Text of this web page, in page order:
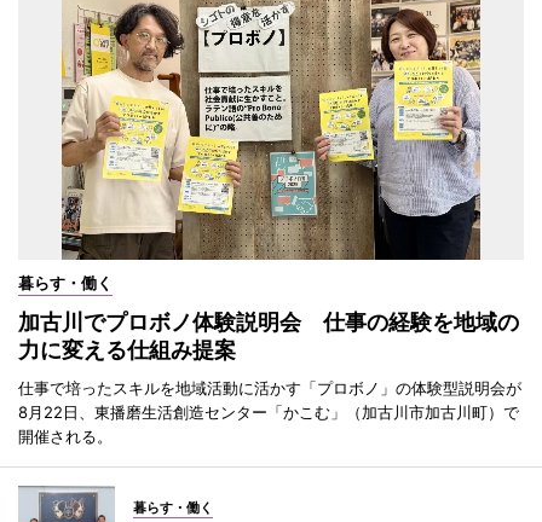
暮らす・働く
加古川でプロボノ体験説明会 仕事の経験を地域の
力に変える仕組み提案
仕事で培ったスキルを地域活動に活かす「プロボノ」の体験型説明会が
8月22日、東播磨生活創造センター「かこむ」（加古川市加古川町）で
開催される。
暮らす・働く